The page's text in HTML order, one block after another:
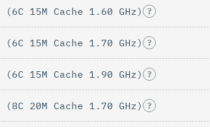
15M Cache 1.60 GHz) ?
15M Cache 1.70 GHz) ?
15M Cache 1.90 GHz) ?
20M Cache 1.70 GHz) ?